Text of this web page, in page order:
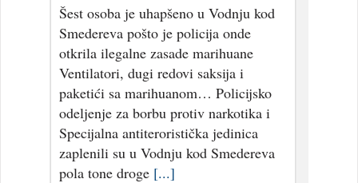
Šest osoba je uhapšeno u Vodnju kod
Smedereva pošto je policija onde
otkrila ilegalne zasade marihuane
Ventilatori, dugi redovi saksija i
paketići sa marihuanom… Policijsko
odeljenje za borbu protiv narkotika i
Specijalna antiteroristička jedinica
zaplenili su u Vodnju kod Smedereva
pola tone droge [...]